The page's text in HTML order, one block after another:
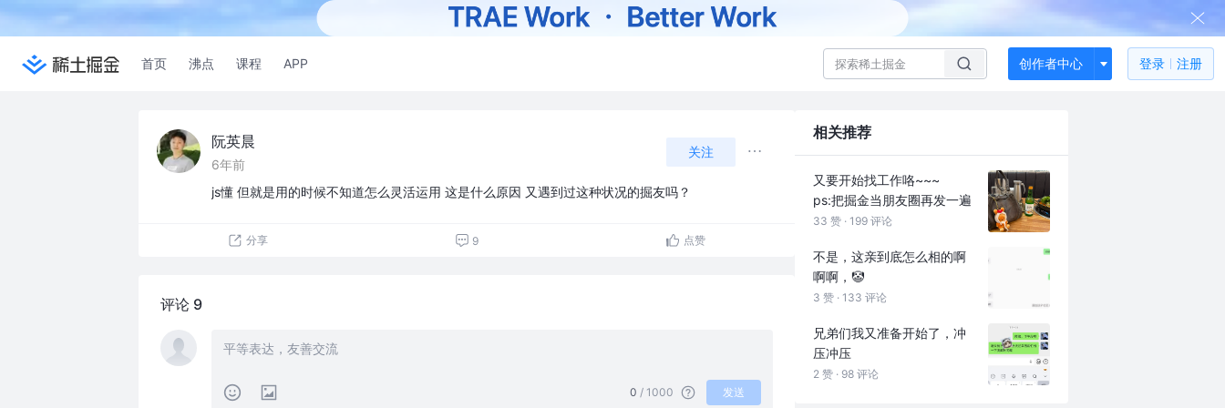
首页 沸点 课程 APP 创作者中心 登录 注册
阮英晨
6年前
关注
js懂 但就是用的时候不知道怎么灵活运用 这是什么原因 又遇到过这种状况的掘友吗？
分享 9 点赞
评论 9
0 / 1000 发送
相关推荐
又要开始找工作咯~~~
ps:把掘金当朋友圈再发一遍
33 赞 · 199 评论
不是，这亲到底怎么相的啊
啊啊，🤡
3 赞 · 133 评论
兄弟们我又准备开始了，冲
压冲压
2 赞 · 98 评论